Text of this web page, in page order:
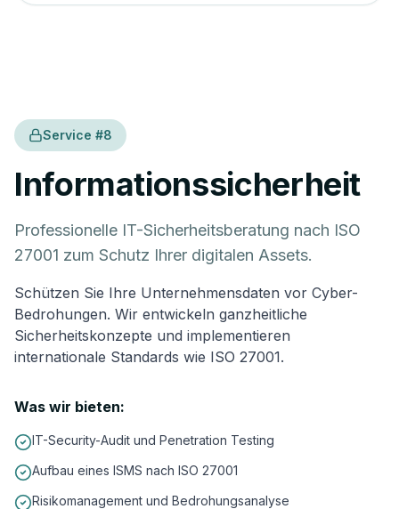
Service #8
Informationssicherheit
Professionelle IT-Sicherheitsberatung nach ISO
27001 zum Schutz Ihrer digitalen Assets.
Schützen Sie Ihre Unternehmensdaten vor Cyber-
Bedrohungen. Wir entwickeln ganzheitliche
Sicherheitskonzepte und implementieren
internationale Standards wie ISO 27001.
Was wir bieten:
IT-Security-Audit und Penetration Testing
Aufbau eines ISMS nach ISO 27001
Risikomanagement und Bedrohungsanalyse